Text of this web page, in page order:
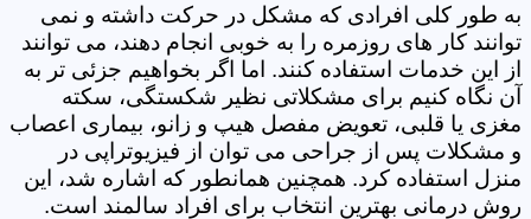
به طور کلی افرادی که مشکل در حرکت داشته و نمی
توانند کار های روزمره را به خوبی انجام دهند، می توانند
از این خدمات استفاده کنند. اما اگر بخواهیم جزئی تر به
آن نگاه کنیم برای مشکلاتی نظیر شکستگی، سکته
مغزی یا قلبی، تعویض مفصل هیپ و زانو، بیماری اعصاب
و مشکلات پس از جراحی می توان از فیزیوتراپی در
منزل استفاده کرد. همچنین همانطور که اشاره شد، این
روش درمانی بهترین انتخاب برای افراد سالمند است.